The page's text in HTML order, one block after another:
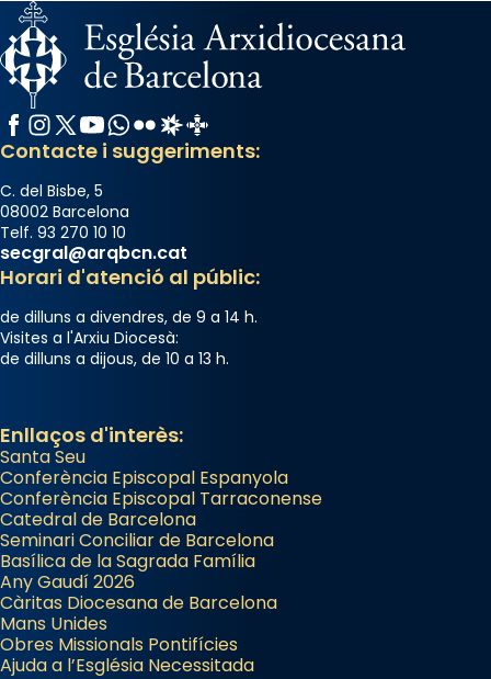
Facebook
Instagram
X / Twitter
YouTube
WhatsApp
FlickrRadio Estel
Catalunya Cristiana
Contacte i suggeriments:
C. del Bisbe, 5
08002 Barcelona
Telf. 93 270 10 10
secgral@arqbcn.cat
Horari d'atenció al públic:
de dilluns a divendres, de 9 a 14 h.
Visites a l'Arxiu Diocesà:
de dilluns a dijous, de 10 a 13 h.
Enllaços d'interès:
Santa Seu
Conferència Episcopal Espanyola
Conferència Episcopal Tarraconense
Catedral de Barcelona
Seminari Conciliar de Barcelona
Basílica de la Sagrada Família
Any Gaudí 2026
Càritas Diocesana de Barcelona
Mans Unides
Obres Missionals Pontifícies
Ajuda a l’Església Necessitada